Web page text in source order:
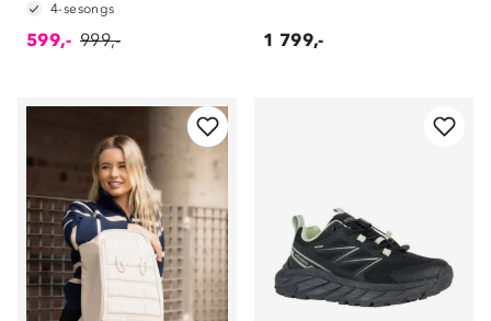
4-sesongs
599,- 999,- 1 799,-